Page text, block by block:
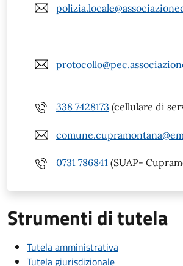
338 7428173 (cellulare di
0731 786841 (SUAP-
Strumenti di tutela
Tutela amministrativa
Tutela giurisdizionale